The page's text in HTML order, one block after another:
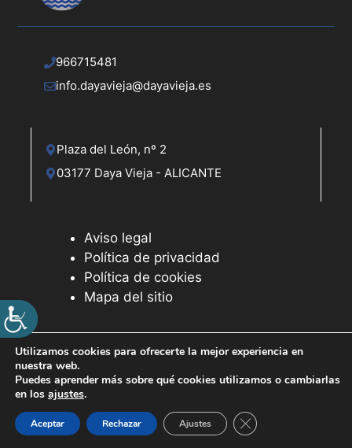
966715481
info.dayavieja@dayavieja.es
Plaza del León, nº 2
03177 Daya Vieja - ALICANTE
Aviso legal
Política de privacidad
Política de cookies
Mapa del sitio
© 2026 Web desarrollada por el Servicio de Informática de
Utilizamos cookies para ofrecerte la mejor experiencia en
nuestra web.
Puedes aprender más sobre qué cookies utilizamos o cambiarlas
en los ajustes.
Aceptar Rechazar Ajustes Cerrar el banner de